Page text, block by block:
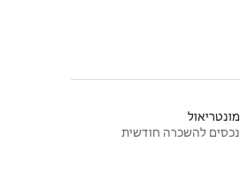
מונטריאול
נכסים להשכרה חודשית